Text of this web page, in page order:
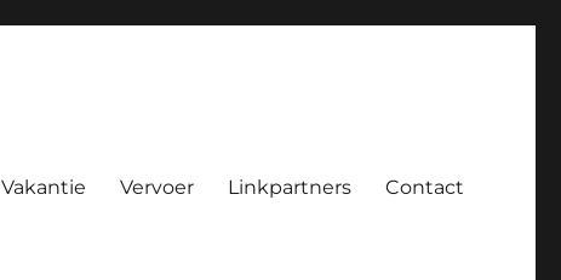
Vakantie Vervoer Linkpartners Contact